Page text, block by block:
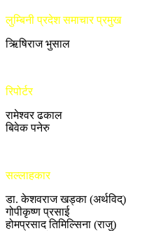
लुम्बिनी प्रदेश समाचार प्रमुख
ऋिषिराज भुसाल
रिपोर्टर
रामेश्वर ढकाल
बिवेक पनेरु
सल्लाहकार
डा. केशवराज खड्का (अर्थविद्)
गोपीकृष्ण प्रसाई
होमप्रसाद तिमिल्सिना (राजु)